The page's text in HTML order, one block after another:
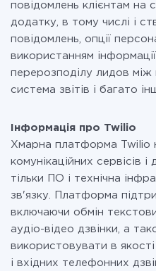
повідомлень клієнтам на
додатку, в тому числі і
повідомлень, опції
використанням
перерозподілу лидов
система звітів і багато
Інформація про Twilio
Хмарна платформа Twilio
комунікаційних сервісів
тільки ПО і технічна
зв'язку. Платформа
включаючи обмін
аудіо-відео дзвінки, а
використовувати в
і вхідних телефонних